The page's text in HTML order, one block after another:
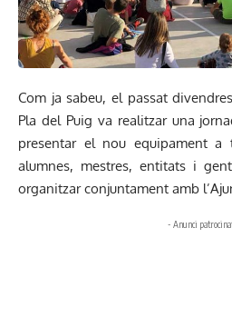
Com ja sabeu, el passat
Pla del Puig va realitzar una
presentar el nou equipament a
alumnes, mestres, entitats i
organitzar conjuntament amb
- Anunci